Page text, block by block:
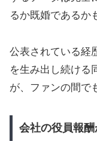
るか既婚であるか
公表されている経
を生み出し続ける
が、ファンの間で
会社の役員報酬